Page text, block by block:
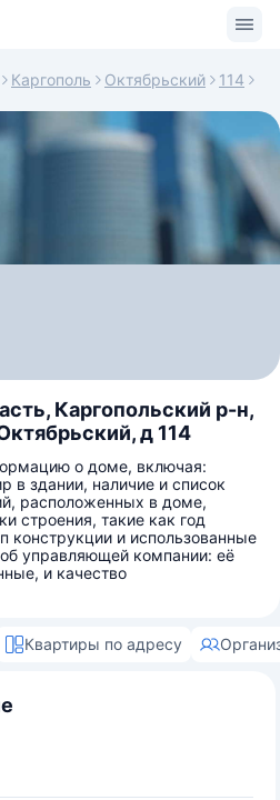
Каргополь Октябрьский 114
Каргопольский р-н,
д 114
о доме, включая:
в здании, наличие и список
расположенных в доме,
строения, такие как год
конструкции и использованные
управляющей компании: её
и качество
Квартиры по адресу